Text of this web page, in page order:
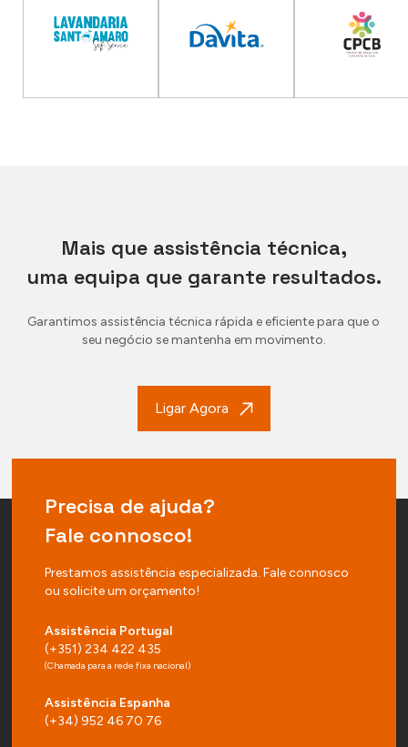
Mais que assistência técnica,
uma equipa que garante resultados.
Garantimos assistência técnica rápida e eficiente para que o
seu negócio se mantenha em movimento.
Ligar Agora
Precisa de ajuda?
Fale connosco!
Prestamos assistência especializada. Fale connosco
ou solicite um orçamento!
Assistência Portugal
(+351) 234 422 435
(Chamada para a rede fixa nacional)
Assistência Espanha
(+34) 952 46 70 76